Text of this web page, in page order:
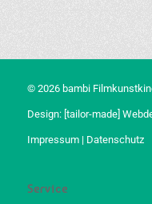
© 2026 bambi
Design: [tailor-made]
Impressum| Datenschutz
Service